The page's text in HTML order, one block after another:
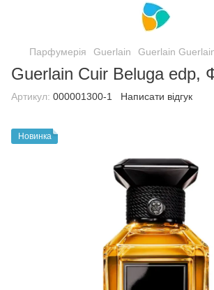
Парфумерія Guerlain Guerlain
Guerlain Cuir Beluga edp,
Артикул: 000001300-1 Написати відгук
Новинка